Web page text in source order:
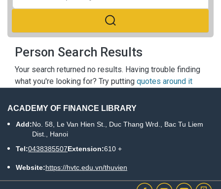
Person Search Results
Your search returned no results. Having trouble finding
what you're looking for? Try putting quotes around it
ACADEMY OF FINANCE LIBRARY
Add:No. 58, Le Van Hien St., Duc Thang Wrd., Bac Tu Liem
Dist., Hanoi
Tel:0438385507Extension:610 +
Website:https://hvtc.edu.vn/thuvien